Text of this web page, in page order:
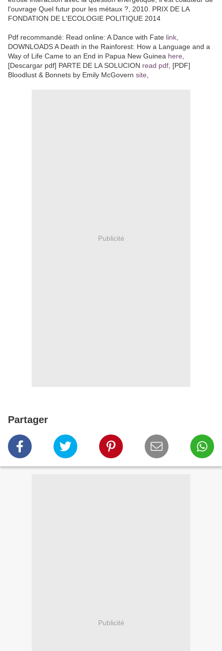
l'ouvrage Quel futur pour les métaux ?, 2010. PRIX DE LA
FONDATION DE L'ECOLOGIE POLITIQUE 2014
Pdf recommandé: Read online: A Dance with Fate link
DOWNLOADS A Death in the Rainforest: How a Language and a
Way of Life Came to an End in Papua New Guinea here
[Descargar pdf] PARTE DE LA SOLUCION read pdf , [PDF]
Bloodlust & Bonnets by Emily McGovern site
Publicité
Partager
Publicité